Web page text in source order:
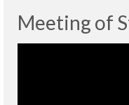
Meeting of